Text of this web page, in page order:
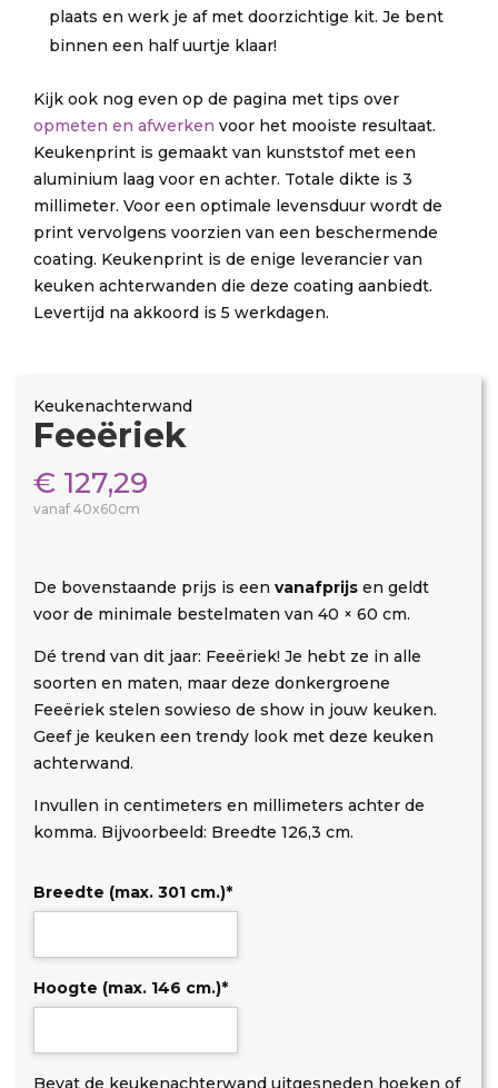
plaats en werk je af met doorzichtige kit. Je bent
binnen een half uurtje klaar!
Kijk ook nog even op de pagina met tips over
opmeten en afwerken voor het mooiste resultaat.
Keukenprint is gemaakt van kunststof met een
aluminium laag voor en achter. Totale dikte is 3
millimeter. Voor een optimale levensduur wordt de
print vervolgens voorzien van een beschermende
coating. Keukenprint is de enige leverancier van
keuken achterwanden die deze coating aanbiedt.
Levertijd na akkoord is 5 werkdagen.
Keukenachterwand
Feeëriek
€ 127,29
vanaf 40x60cm
De bovenstaande prijs is een vanafprijs en geldt
voor de minimale bestelmaten van 40 × 60 cm.
Dé trend van dit jaar: Feeëriek! Je hebt ze in alle
soorten en maten, maar deze donkergroene
Feeëriek stelen sowieso de show in jouw keuken.
Geef je keuken een trendy look met deze keuken
achterwand.
Invullen in centimeters en millimeters achter de
komma. Bijvoorbeeld: Breedte 126,3 cm.
Breedte (max. 301 cm.)*
Hoogte (max. 146 cm.)*
D
O
U
Bevat de keukenachterwand uitgesneden hoeken of